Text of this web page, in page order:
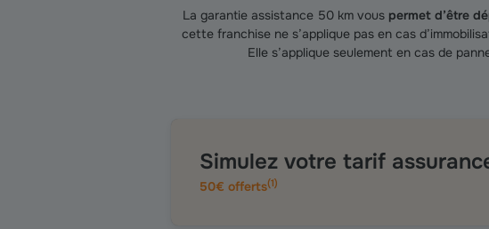
La garantie assistance 50 km vous permet d’être
cette franchise ne s’applique pas en cas
Elle s’applique seulement en cas de
Simulez votre tarif
50€ offerts(1)